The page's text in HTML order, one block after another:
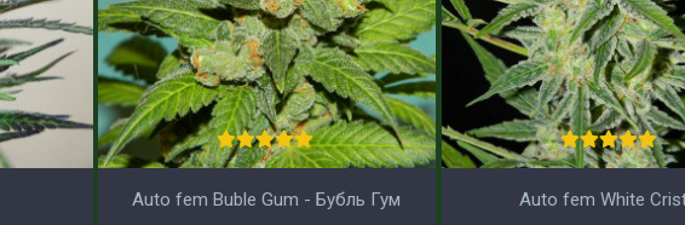
Auto fem Buble Gum - Бубль Гум
Auto fem White